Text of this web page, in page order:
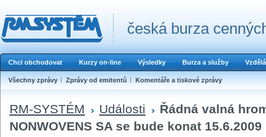
česká burza
Chci obchodovat Kurzy on-line Výsledky Burza a služby
Všechny zprávy Zprávy od emitentů Komentáře a tiskové zprávy
RM-SYSTÉM Události
Řádná valná
NONWOVENS SA se bude konat 15.6.2009